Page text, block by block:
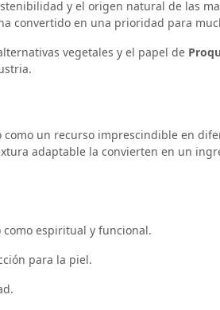
y el origen natural de las
convertido en una prioridad para
vegetales y el papel de
un recurso imprescindible en
adaptable la convierten en un
espiritual y funcional.
para la piel.